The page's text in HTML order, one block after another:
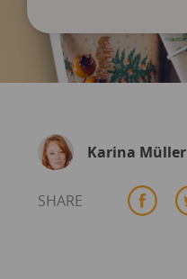
Karina Müller
SHARE